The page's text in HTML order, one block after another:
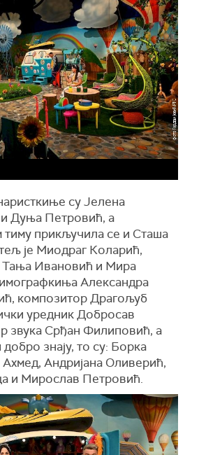
су Јелена
Дуња Петровић, а
тиму прикључила се и Сташа
је Миодраг Коларић,
Ивановић и Мира
Александра
композитор Драгољуб
уредник Добросав
звука Срђан Филиповић, а
знају, то су: Борка
Андријана Оливерић,
и Мирослав Петровић.